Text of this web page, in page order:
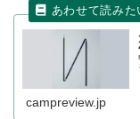
campreview.jp